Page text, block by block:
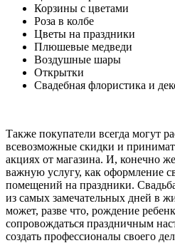
Корзины с цветами
Роза в колбе
Цветы на праздники
Плюшевые медведи
Воздушные шары
Открытки
Свадебная флористика и
Также покупатели всегда могут
всевозможные скидки и
акциях от магазина. И, конечно
важную услугу, как оформление
помещений на праздники.
из самых замечательных дней в
может, разве что, рождение
сопровождаться праздничным
создать профессионалы своего